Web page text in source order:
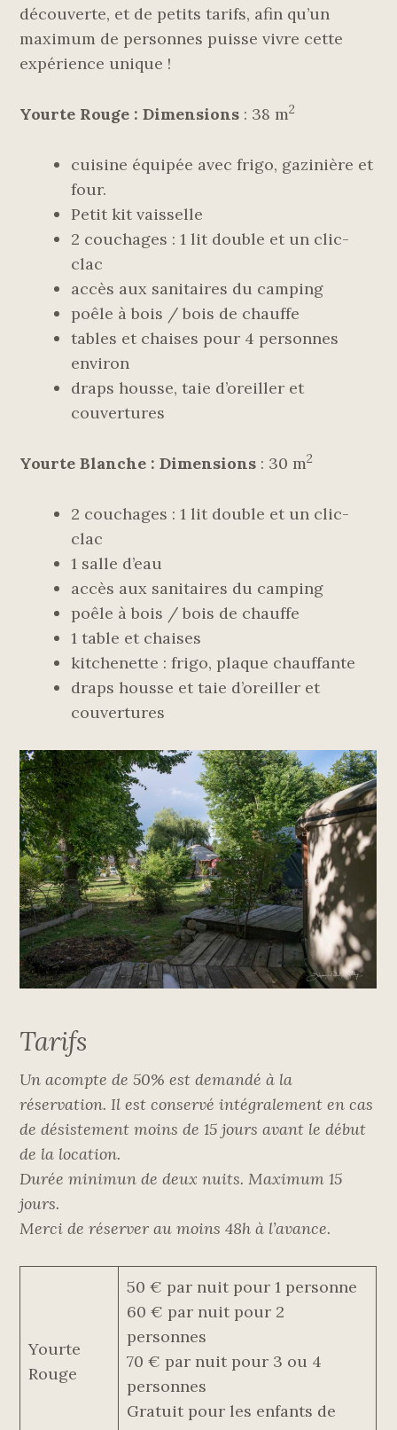
découverte, et de petits tarifs, afin qu’un
maximum de personnes puisse vivre cette
expérience unique !
Yourte Rouge :Dimensions : 38 m2
cuisine équipée avec frigo, gazinière et
four.
Petit kit vaisselle
2 couchages : 1 lit double et un clic-
clac
accès aux sanitaires du camping
poêle à bois / bois de chauffe
tables et chaises pour 4 personnes
environ
draps housse, taie d’oreiller et
couvertures
Yourte Blanche :Dimensions : 30 m2
2 couchages : 1 lit double et un clic-
clac
1 salle d’eau
accès aux sanitaires du camping
poêle à bois / bois de chauffe
1 table et chaises
kitchenette : frigo, plaque chauffante
draps housse et taie d’oreiller et
couvertures
Tarifs
Un acompte de 50% est demandé à la
réservation. Il est conservé intégralement en cas
de désistement moins de 15 jours avant le début
de la location.
Durée minimun de deux nuits. Maximum 15
jours.
Merci de réserver au moins 48h à l’avance.
Yourte
Rouge
50 € par nuit pour 1 personne
60 € par nuit pour 2
personnes
70 € par nuit pour 3 ou 4
personnes
Gratuit pour les enfants de